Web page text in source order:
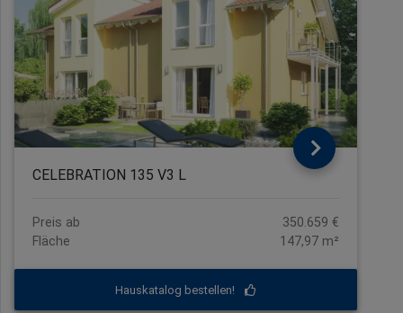
CELEBRATION 135 V3 L
Preis ab
350.659 €
Fläche
147,97 m²
Hauskatalog bestellen!